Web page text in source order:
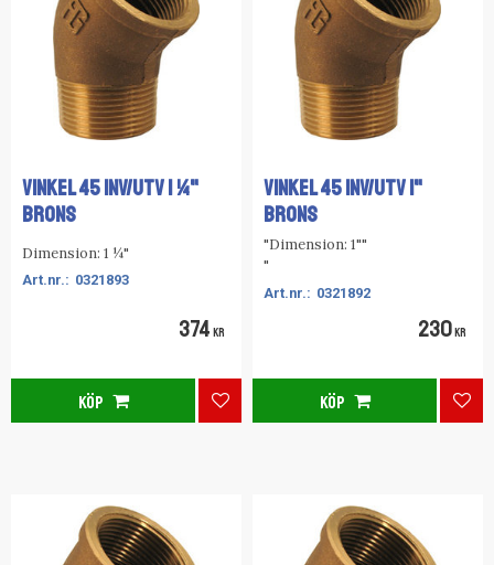
VINKEL 45 INV/UTV 1 ¼"
BRONS
Dimension: 1 ¼"
0321893
374 KR
Lägg till i favoriter
KÖP
VINKEL 45 INV/UTV 1"
BRONS
"Dimension: 1""
"
0321892
230KR
KÖP